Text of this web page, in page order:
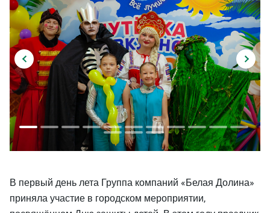
В первый день лета Группа компаний «Белая Долина»
приняла участие в городском мероприятии,